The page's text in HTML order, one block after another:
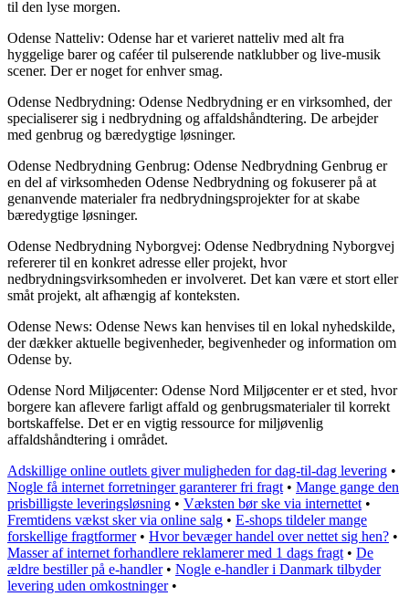
til den lyse morgen.
Odense Natteliv: Odense har et varieret natteliv med alt fra
hyggelige barer og caféer til pulserende natklubber og live-musik
scener. Der er noget for enhver smag.
Odense Nedbrydning: Odense Nedbrydning er en virksomhed, der
specialiserer sig i nedbrydning og affaldshåndtering. De arbejder
med genbrug og bæredygtige løsninger.
Odense Nedbrydning Genbrug: Odense Nedbrydning Genbrug er
en del af virksomheden Odense Nedbrydning og fokuserer på at
genanvende materialer fra nedbrydningsprojekter for at skabe
bæredygtige løsninger.
Odense Nedbrydning Nyborgvej: Odense Nedbrydning Nyborgvej
refererer til en konkret adresse eller projekt, hvor
nedbrydningsvirksomheden er involveret. Det kan være et stort eller
småt projekt, alt afhængig af konteksten.
Odense News: Odense News kan henvises til en lokal nyhedskilde,
der dækker aktuelle begivenheder, begivenheder og information om
Odense by.
Odense Nord Miljøcenter: Odense Nord Miljøcenter er et sted, hvor
borgere kan aflevere farligt affald og genbrugsmaterialer til korrekt
bortskaffelse. Det er en vigtig ressource for miljøvenlig
affaldshåndtering i området.
Adskillige online outlets giver muligheden for dag-til-dag levering •
Nogle få internet forretninger garanterer fri fragt • Mange gange den
prisbilligste leveringsløsning • Væksten bør ske via internettet •
Fremtidens vækst sker via online salg • E-shops tildeler mange
forskellige fragtformer• Hvor bevæger handel over nettet sig hen? •
Masser af internet forhandlere reklamerer med 1 dags fragt • De
ældre bestiller på e-handler• Nogle e-handler i Danmark tilbyder
levering uden omkostninger•